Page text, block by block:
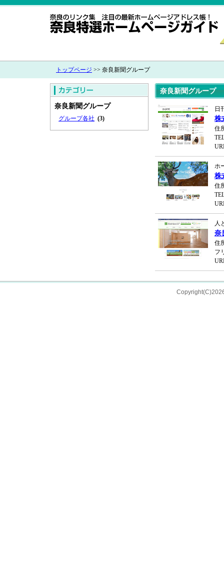
トップページ >> 奈良新聞グループ
奈良新聞グループ
グループ各社 (3)
奈良新聞グループ
日
株
住
ホ
株
住
人
奈
住
フ